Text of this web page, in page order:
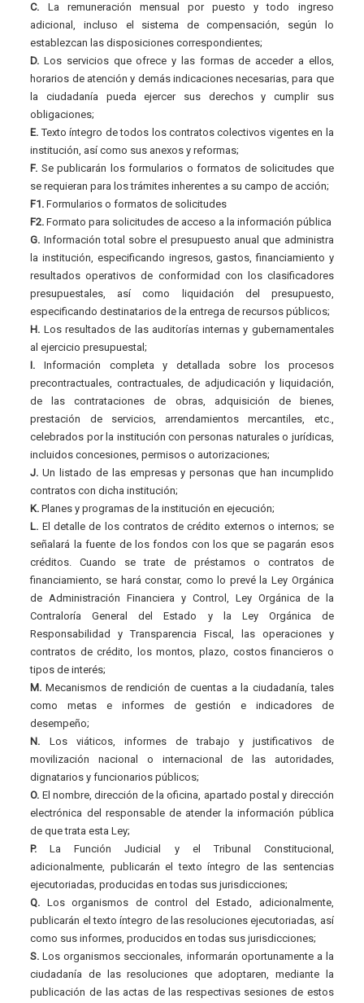
C. La remuneración mensual por puesto y todo ingreso
adicional, incluso el sistema de compensación, según lo
establezcan las disposiciones correspondientes;
D. Los servicios que ofrece y las formas de acceder a ellos,
horarios de atención y demás indicaciones necesarias, para que
la ciudadanía pueda ejercer sus derechos y cumplir sus
obligaciones;
E. Texto íntegro de todos los contratos colectivos vigentes en la
institución, así como sus anexos y reformas;
F. Se publicarán los formularios o formatos de solicitudes que
se requieran para los trámites inherentes a su campo de acción;
F1. Formularios o formatos de solicitudes
F2. Formato para solicitudes de acceso a la información pública
G. Información total sobre el presupuesto anual que administra
la institución, especificando ingresos, gastos, financiamiento y
resultados operativos de conformidad con los clasificadores
presupuestales, así como liquidación del presupuesto,
especificando destinatarios de la entrega de recursos públicos;
H. Los resultados de las auditorías internas y gubernamentales
al ejercicio presupuestal;
I. Información completa y detallada sobre los procesos
precontractuales, contractuales, de adjudicación y liquidación,
de las contrataciones de obras, adquisición de bienes,
prestación de servicios, arrendamientos mercantiles, etc.,
celebrados por la institución con personas naturales o jurídicas,
incluidos concesiones, permisos o autorizaciones;
J. Un listado de las empresas y personas que han incumplido
contratos con dicha institución;
K. Planes y programas de la institución en ejecución;
L. El detalle de los contratos de crédito externos o internos; se
señalará la fuente de los fondos con los que se pagarán esos
créditos. Cuando se trate de préstamos o contratos de
financiamiento, se hará constar, como lo prevé la Ley Orgánica
de Administración Financiera y Control, Ley Orgánica de la
Contraloría General del Estado y la Ley Orgánica de
Responsabilidad y Transparencia Fiscal, las operaciones y
contratos de crédito, los montos, plazo, costos financieros o
tipos de interés;
M. Mecanismos de rendición de cuentas a la ciudadanía, tales
como metas e informes de gestión e indicadores de
desempeño;
N. Los viáticos, informes de trabajo y justificativos de
movilización nacional o internacional de las autoridades,
dignatarios y funcionarios públicos;
O. El nombre, dirección de la oficina, apartado postal y dirección
electrónica del responsable de atender la información pública
de que trata esta Ley;
P. La Función Judicial y el Tribunal Constitucional,
adicionalmente, publicarán el texto íntegro de las sentencias
ejecutoriadas, producidas en todas sus jurisdicciones;
Q. Los organismos de control del Estado, adicionalmente,
publicarán el texto íntegro de las resoluciones ejecutoriadas, así
como sus informes, producidos en todas sus jurisdicciones;
S. Los organismos seccionales, informarán oportunamente a la
ciudadanía de las resoluciones que adoptaren, mediante la
publicación de las actas de las respectivas sesiones de estos